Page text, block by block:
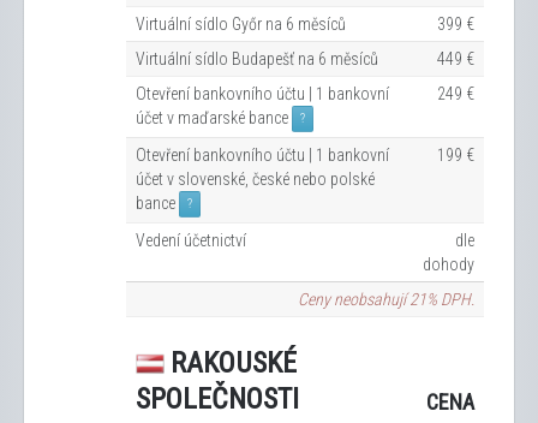
Virtuální sídlo Győr na 6 měsíců
399 €
Virtuální sídlo Budapešť na 6 měsíců
449 €
Otevření bankovního účtu | 1 bankovní
účet v maďarské bance
?
249 €
Otevření bankovního účtu | 1 bankovní
účet v slovenské, české nebo polské
bance
?
199 €
Vedení účetnictví
dle
dohody
Ceny neobsahují 21% DPH.
RAKOUSKÉ
SPOLEČNOSTI
CENA